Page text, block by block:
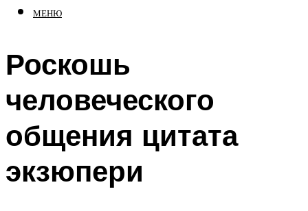
МЕНЮ
Роскошь
человеческого
общения цитата
экзюпери